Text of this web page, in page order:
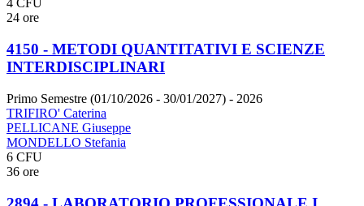
4 CFU
24 ore
4150 - METODI QUANTITATIVI E SCIENZE
INTERDISCIPLINARI
Primo Semestre (01/10/2026 - 30/01/2027) - 2026
TRIFIRO' Caterina
PELLICANE Giuseppe
MONDELLO Stefania
6 CFU
36 ore